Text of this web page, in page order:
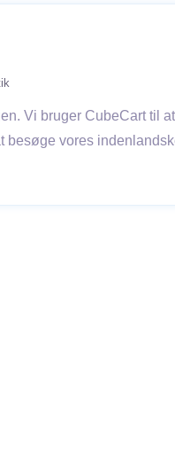
Vi bruger CubeCart til
vores